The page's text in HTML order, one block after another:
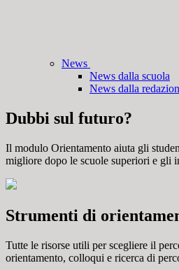
News
News dalla scuola
News dalla
Dubbi sul futuro?
Il modulo Orientamento aiuta gli
migliore dopo le scuole superiori e gli
Strumenti di
Tutte le risorse utili per scegliere il
orientamento, colloqui e ricerca di